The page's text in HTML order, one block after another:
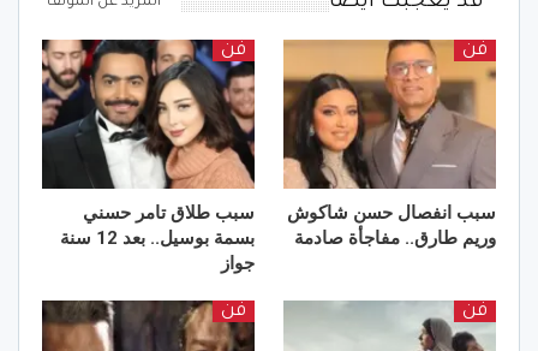
فن
سبب انفصال حسن شاكوش
وريم طارق.. مفاجأة صادمة
فن
سبب طلاق تامر حسني
بسمة بوسيل.. بعد 12 سنة
جواز
فن فن